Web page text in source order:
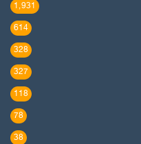
1٬931
614
328
327
118
78
38